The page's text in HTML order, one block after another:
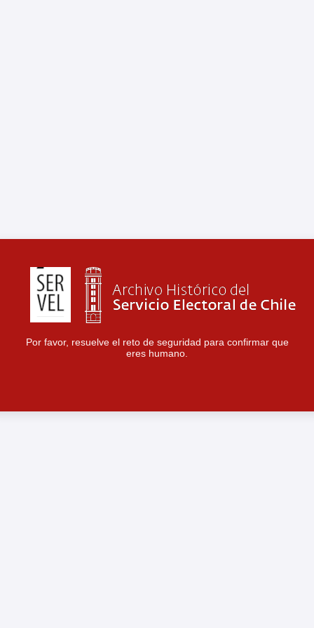
Por favor, resuelve el reto de seguridad para confirmar que
eres humano.